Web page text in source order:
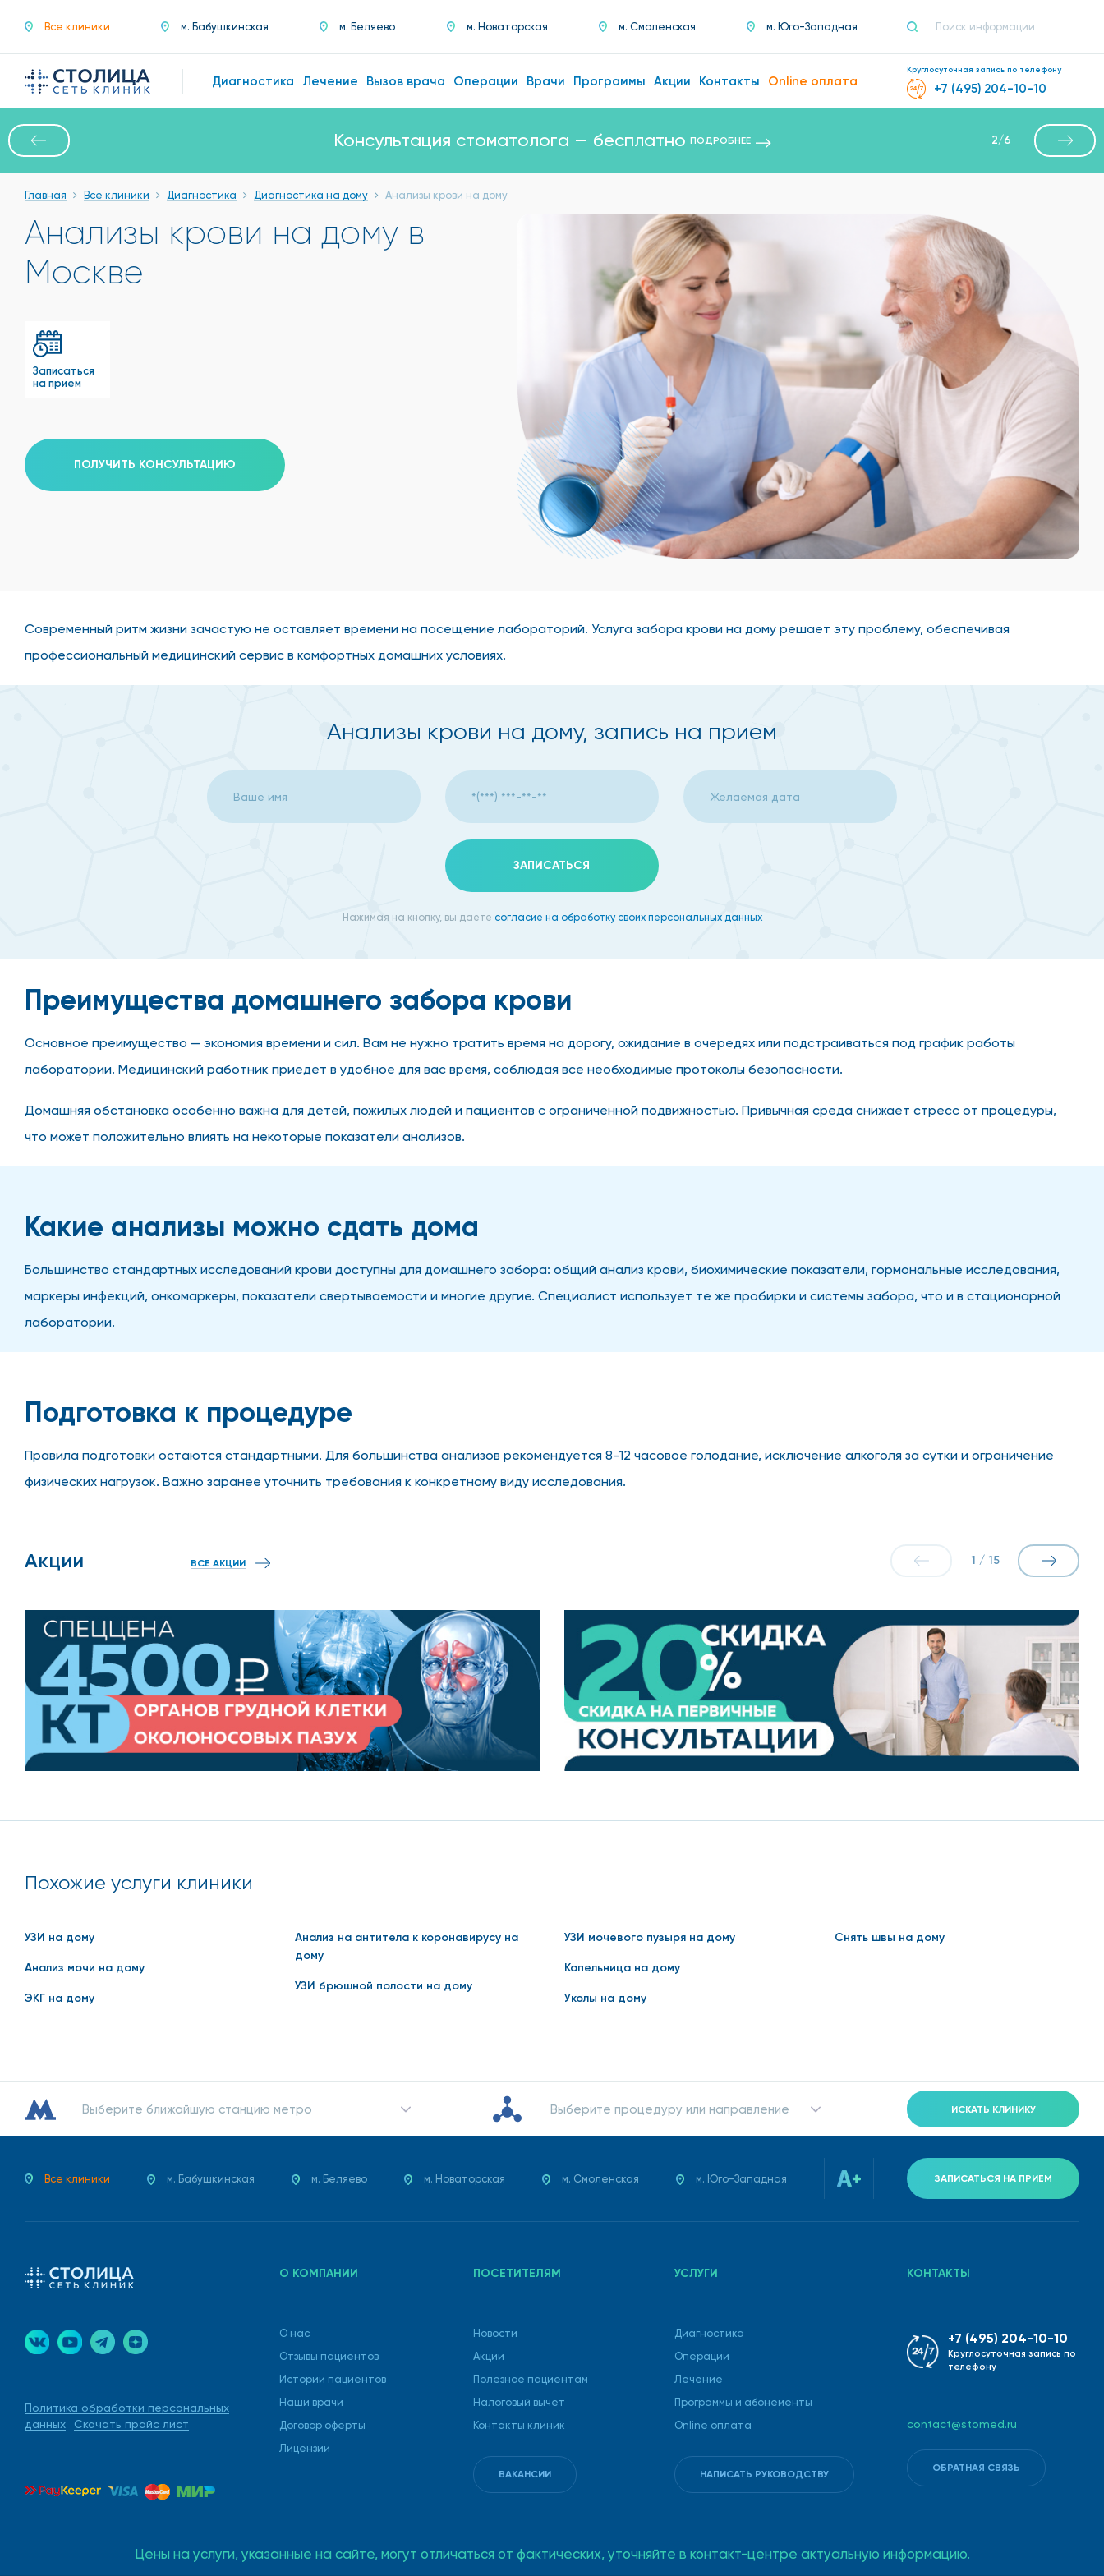
Все клиники м. Бабушкинская м. Беляево м. Новаторская м. Смоленская м. Юго-Западная
Диагностика Лечение Вызов врача Операции Врачи Программы Акции Контакты Online оплата
Круглосуточная запись по телефону
+7 (495) 204-10-10
Консультация стоматолога — бесплатно ПОДРОБНЕЕ 2/6
Главная Все клиники Диагностика Диагностика на дому Анализы крови на дому
Анализы крови на дому в
Москве
Записаться
на прием
ПОЛУЧИТЬ КОНСУЛЬТАЦИЮ
Современный ритм жизни зачастую не оставляет времени на посещение лабораторий. Услуга забора крови на дому решает эту проблему, обеспечивая
профессиональный медицинский сервис в комфортных домашних условиях.
Анализы крови на дому, запись на прием
ЗАПИСАТЬСЯ
Нажимая на кнопку, вы даете согласие на обработку своих персональных данных
Преимущества домашнего забора крови
Основное преимущество — экономия времени и сил. Вам не нужно тратить время на дорогу, ожидание в очередях или подстраиваться под график работы
лаборатории. Медицинский работник приедет в удобное для вас время, соблюдая все необходимые протоколы безопасности.
Домашняя обстановка особенно важна для детей, пожилых людей и пациентов с ограниченной подвижностью. Привычная среда снижает стресс от процедуры,
что может положительно влиять на некоторые показатели анализов.
Какие анализы можно сдать дома
Большинство стандартных исследований крови доступны для домашнего забора: общий анализ крови, биохимические показатели, гормональные исследования,
маркеры инфекций, онкомаркеры, показатели свертываемости и многие другие. Специалист использует те же пробирки и системы забора, что и в стационарной
лаборатории.
Подготовка к процедуре
Правила подготовки остаются стандартными. Для большинства анализов рекомендуется 8-12 часовое голодание, исключение алкоголя за сутки и ограничение
физических нагрузок. Важно заранее уточнить требования к конкретному виду исследования.
Акции ВСЕ АКЦИИ 1 / 15
Похожие услуги клиники
УЗИ на дому
Анализ мочи на дому
ЭКГ на дому
Анализ на антитела к коронавирусу на
дому
УЗИ брюшной полости на дому
УЗИ мочевого пузыря на дому
Капельница на дому
Уколы на дому
Снять швы на дому
Выберите ближайшую станцию метро Выберите процедуру или направление ИСКАТЬ КЛИНИКУ
Все клиники м. Бабушкинская м. Беляево м. Новаторская м. Смоленская м. Юго-Западная ЗАПИСАТЬСЯ НА ПРИЕМ
Политика обработки персональных
данных
Скачать прайс лист
О КОМПАНИИ
О нас
Отзывы пациентов
Истории пациентов
Наши врачи
Договор оферты
Лицензии
ПОСЕТИТЕЛЯМ
Новости
Акции
Полезное пациентам
Налоговый вычет
Контакты клиник
ВАКАНСИИ
УСЛУГИ
Диагностика
Операции
Лечение
Программы и абонементы
Online оплата
НАПИСАТЬ РУКОВОДСТВУ
КОНТАКТЫ
+7 (495) 204-10-10
Круглосуточная запись по
телефону
contact@stomed.ru
ОБРАТНАЯ СВЯЗЬ
Цены на услуги, указанные на сайте, могут отличаться от фактических, уточняйте в контакт-центре актуальную информацию.